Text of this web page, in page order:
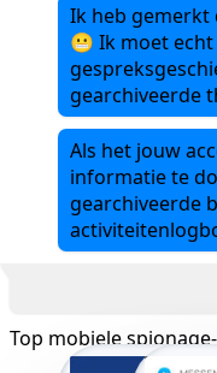
Ik heb gemerkt
😬 Ik moet
gearchiveerde
Als het jouw
informatie te
gearchiveerde
Top mobiele